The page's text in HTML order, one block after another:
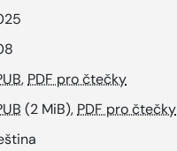
,PDF pro čtečky
(2 MiB),PDF pro čtečky